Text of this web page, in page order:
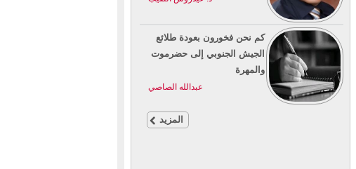
كم نحن فخورون بعودة طلائع
الجيش الجنوبي إلى حضرموت
والمهرة
عبدالله الصاصي
المزيد